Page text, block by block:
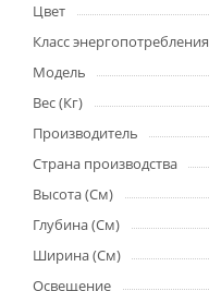
Цвет
Класс энергопотребления
Модель
Вес (Кг)
Производитель
Страна производства
Высота (См)
Глубина (См)
Ширина (См)
Освещение